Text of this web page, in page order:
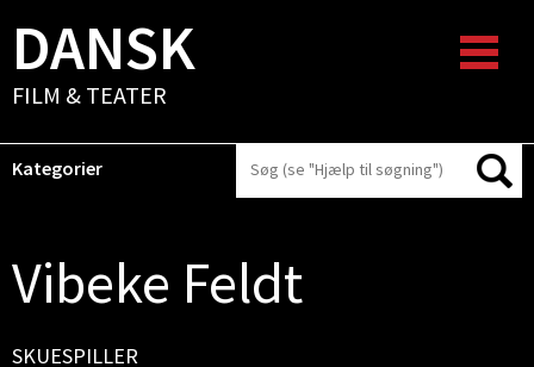
DANSK
FILM & TEATER
Kategorier
Vibeke Feldt
SKUESPILLER